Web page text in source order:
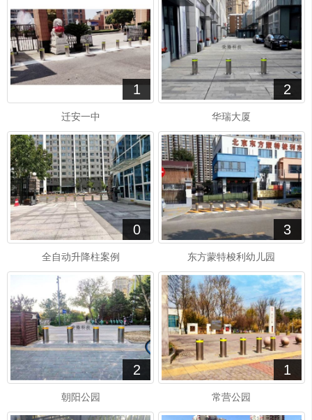
1
迁安一中
2
华瑞大厦
0
全自动升降柱案例
3
东方蒙特梭利幼儿园
2
朝阳公园
1
常营公园